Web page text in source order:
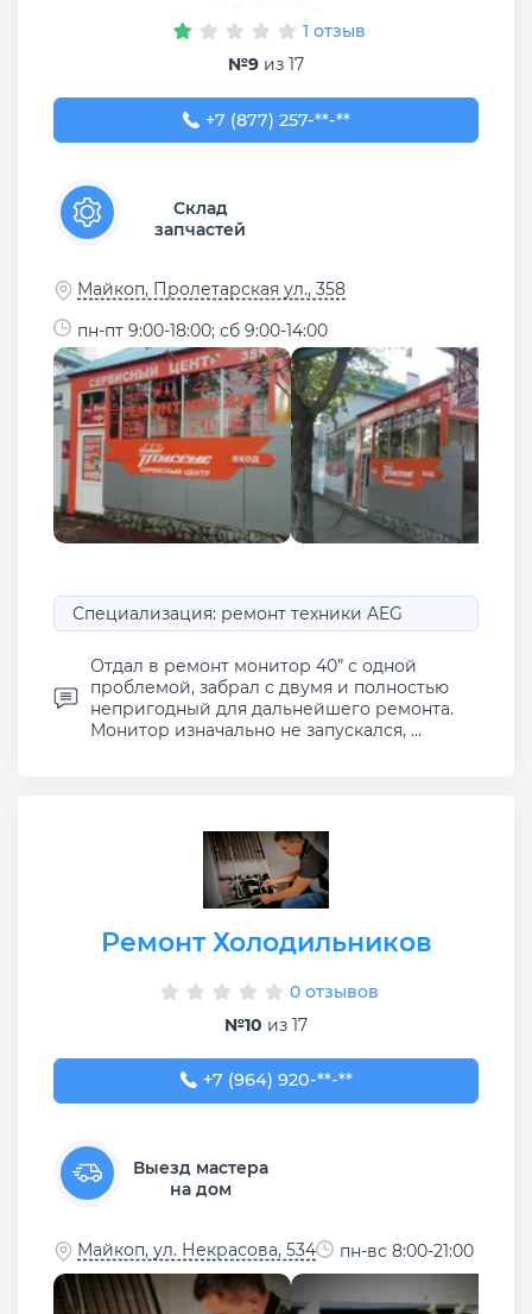
1 отзыв
№9 из 17
+7 (877) 257-61-53
+7 (877) 257-**-**
Склад
запчастей
Майкоп, Пролетарская ул., 358
пн-пт 9:00-18:00; сб 9:00-14:00
Специализация: ремонт техники AEG
Отдал в ремонт монитор 40” с одной
проблемой, забрал с двумя и полностью
непригодный для дальнейшего ремонта.
Монитор изначально не запускался, ...
Ремонт Холодильников
0 отзывов
№10 из 17
+7 (964) 920-58-58
+7 (964) 920-**-**
Выезд мастера
на дом
Майкоп, ул. Некрасова, 534 пн-вс 8:00-21:00